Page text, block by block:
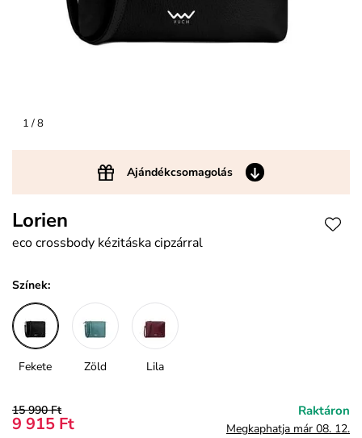
1/ 8
Ajándékcsomagolás
Lorien
eco crossbody kézitáska cipzárral
Színek:
Fekete Zöld Lila
15 990 Ft
9 915 Ft
Raktáron
Megkaphatja már 08. 12.